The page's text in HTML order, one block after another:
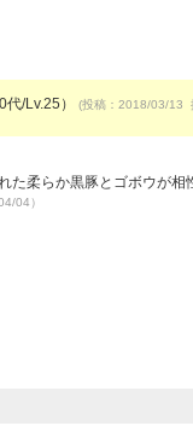
代/Lv.25） (投稿：2018/03/13
た柔らか黒豚とゴボウが
04）